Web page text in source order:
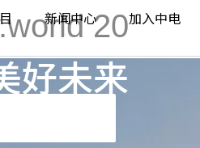
新闻中心 加入中电
20
好未来